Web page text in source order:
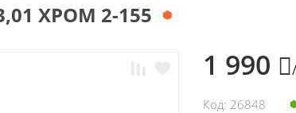
ХРОМ 2-155
1 990
Код: 26848